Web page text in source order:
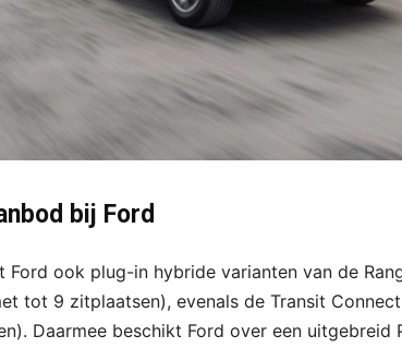
bij Ford
Ford ook plug-in hybride varianten van de
tot 9 zitplaatsen), evenals de Transit
Daarmee beschikt Ford over een uitgebreid